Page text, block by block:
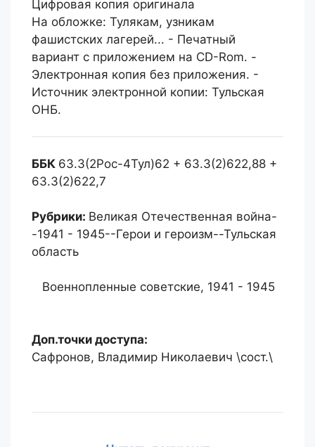
Цифровая копия оригинала
На обложке: Тулякам, узникам
фашистских лагерей... - Печатный
вариант с приложением на CD-Rom. -
Электронная копия без приложения. -
Источник электронной копии: Тульская
ОНБ.
ББК 63.3(2Рос-4Тул)62 + 63.3(2)622,88 +
63.3(2)622,7
Рубрики: Великая Отечественная война-
-1941 - 1945--Герои и героизм--Тульская
область
Военнопленные советские, 1941 - 1945
Доп.точки доступа:
Сафронов, Владимир Николаевич \сост.\